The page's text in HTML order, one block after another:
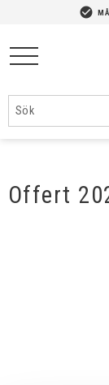
check_circle
Offert